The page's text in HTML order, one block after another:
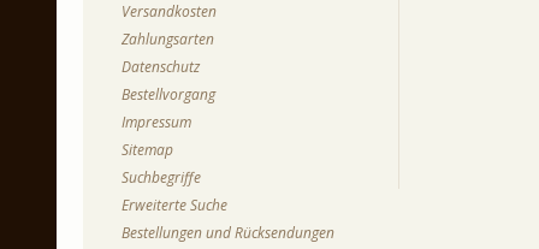
Versandkosten
Zahlungsarten
Datenschutz
Bestellvorgang
Impressum
Sitemap
Suchbegriffe
Erweiterte Suche
Bestellungen und Rücksendungen